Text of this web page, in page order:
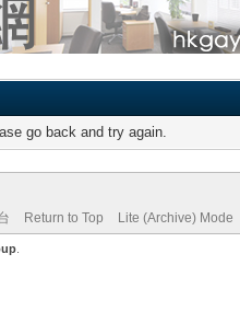
go back and try again.
Return to Top Lite (Archive) Mode